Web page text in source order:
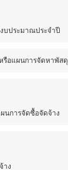
บประมาณประจำปี
รือแผนการจัดหาพัสดุ
การจัดซื้อจัดจ้าง
ง